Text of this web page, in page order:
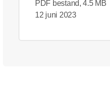
PDF bestand, 4.5 MB
12 juni 2023